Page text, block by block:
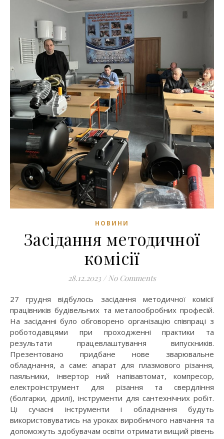
НОВИНИ
Засідання методичної
комісії
28.12.2023 / No Comments
27 грудня відбулось засідання методичної комісії
працівників будівельних та металообробних професій.
На засіданні було обговорено організацію співпраці з
роботодавцями при проходженні практики та
результати працевлаштування випускників.
Презентовано придбане нове зварювальне
обладнання, а саме: апарат для плазмового різання,
паяльники, інвертор ний напівавтомат, компресор,
електроінструмент для різання та свердління
(болгарки, дрилі), інструменти для сантехнічних робіт.
Ці сучасні інструменти і обладнання будуть
використовуватись на уроках виробничого навчання та
допоможуть здобувачам освіти отримати вищий рівень